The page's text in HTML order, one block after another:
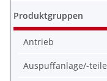
Produktgruppen
Antrieb
Auspuffanlage/-teile